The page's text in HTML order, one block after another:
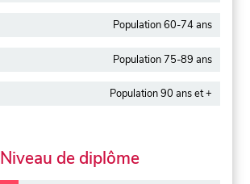
Population 60-74 ans
Population 75-89 ans
Population 90 ans et +
Niveau de diplôme